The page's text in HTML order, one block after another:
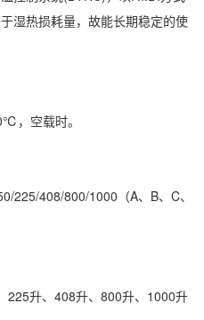
湿热损耗量，故能长期稳定的使
，空载时。
408/800/1000（A、B、C、
升、408升、800升、1000升